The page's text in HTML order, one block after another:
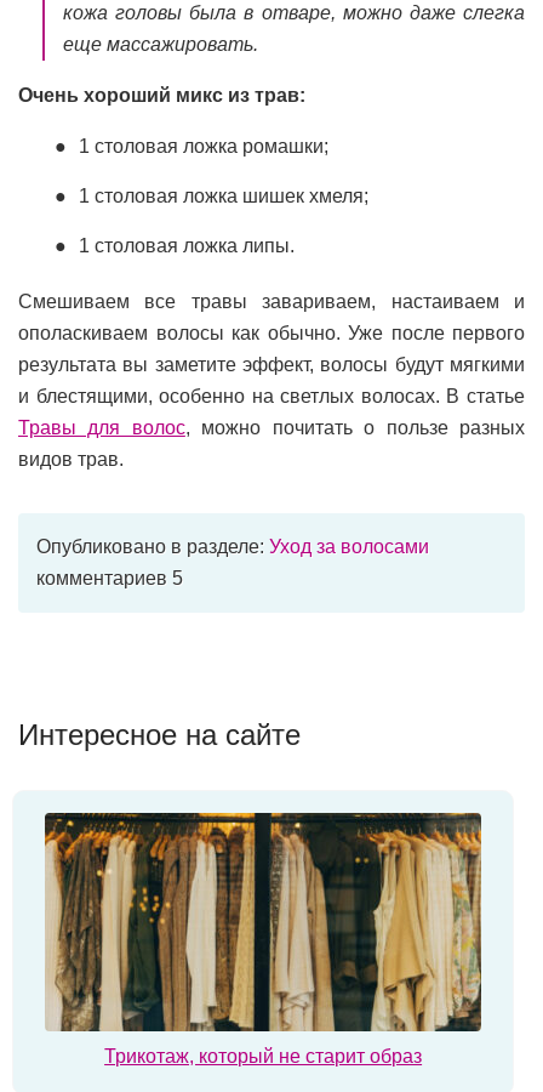
кожа головы была в отваре, можно даже слегка
еще массажировать.
Очень хороший микс из трав:
1 столовая ложка ромашки;
1 столовая ложка шишек хмеля;
1 столовая ложка липы.
Смешиваем все травы завариваем, настаиваем и
ополаскиваем волосы как обычно. Уже после первого
результата вы заметите эффект, волосы будут мягкими
и блестящими, особенно на светлых волосах. В статье
Травы для волос, можно почитать о пользе разных
видов трав.
Опубликовано в разделе: Уход за волосами
комментариев 5
Интересное на сайте
Трикотаж, который не старит образ